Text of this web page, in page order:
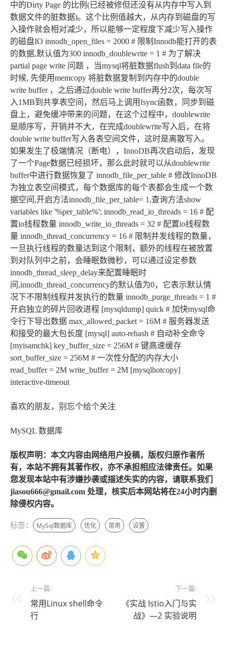
中的Dirty Page 的比例(已经被修但还没有从内存中写入到
数据文件的脏数据)。这个比例值越大，从内存到磁盘的写
入操作就会相对减少，所以能够一定程度下减少写入操作
的磁盘IO innodb_open_files = 2000 # 限制Innodb能打开的表
的数据,默认值为300 innodb_doublewrite = 1 # 为了解决
partial page write 问题 ，当mysql将脏数据flush到data file的
时候, 先使用memcopy 将脏数据复制到内存中的double
write buffer ，之后通过double write buffer再分2次，每次写
入1MB到共享表空间，然后马上调用fsync函数，同步到磁
盘上，避免缓冲带来的问题，在这个过程中，doublewrite
是顺序写，开销并不大，在完成doublewrite写入后，在将
double write buffer写入各表空间文件，这时是离散写入。
如果发生了极端情况（断电），InnoDB再次启动后，发现
了一个Page数据已经损坏，那么此时就可以从doublewrite
buffer中进行数据恢复了 innodb_file_per_table # 修改InnoDB
为独立表空间模式，每个数据库的每个表都会生成一个数
据空间,开启方法innodb_file_per_table= 1,查询方法show
variables like '%per_table%'; innodb_read_io_threads = 16 # 配
置io线程数量 innodb_write_io_threads = 32 # 配置io线程数
量 innodb_thread_concurrency = 16 # 限制并发线程的数量，
一旦执行线程的数量达到这个限制，额外的线程在被放置
到对队列中之前，会睡眠数微秒，可以通过设定参数
innodb_thread_sleep_delay来配置睡眠时
间,innodb_thread_concurrency的默认值为0，它表示默认情
况下不限制线程并发执行的数量 innodb_purge_threads = 1 #
开启独立的碎片回收进程 [mysqldump] quick # 加快mysql命
令行下导出数据 max_allowed_packet = 16M # 服务器发送
和接受的最大包长度 [mysql] auto-rehash # 自动补全命令
[myisamchk] key_buffer_size = 256M # 键高速缓存
sort_buffer_size = 256M # 一次性分配的内存大小
read_buffer = 2M write_buffer = 2M [mysqlhotcopy]
interactive-timeout
喜欢的朋友，别忘个给个关注
MySQL 数据库
版权声明：本文内容由网络用户投稿，版权归原作者所
有，本站不拥有其著作权，亦不承担相应法律责任。如果
您发现本站中有涉嫌抄袭或描述失实的内容，请联系我们
jiasou666@gmail.com 处理，核实后本网站将在24小时内删
除侵权内容。
标签： MySql数据库 优化 常用 设置
上一篇:
常用Linux shell命令
行
下一篇:
《实战 Istio入门与实
战》—2 实验说明